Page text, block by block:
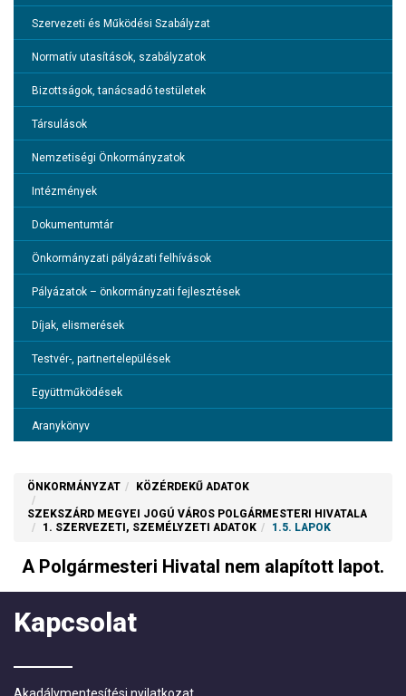
Szervezeti és Működési Szabályzat
Normatív utasítások, szabályzatok
Bizottságok, tanácsadó testületek
Társulások
Nemzetiségi Önkormányzatok
Intézmények
Dokumentumtár
Önkormányzati pályázati felhívások
Pályázatok – önkormányzati fejlesztések
Díjak, elismerések
Testvér-, partnertelepülések
Együttműködések
Aranykönyv
Gazdaság
Információk
Közérdekű Adatok
VESZÉLYHELYZETTEL KAPCSOLATOS TÁJÉKOZTATÓK
Átláthatóság
Zöld város
Társadalmasítás
Klímastratégia és klímatudatosság
Menetrendek
Közétkeztetés
Akadálymentesítési nyilatkozat
Lakossági adatgyűjtés
Választási információk
ÖNKORMÁNYZAT KÖZÉRDEKŰ ADATOK
SZEKSZÁRD MEGYEI JOGÚ VÁROS POLGÁRMESTERI HIVATALA
1. SZERVEZETI, SZEMÉLYZETI ADATOK
1.5. LAPOK
A Polgármesteri Hivatal nem alapított lapot.
Kapcsolat